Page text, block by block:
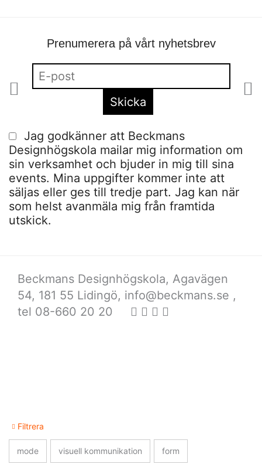
Prenumerera på vårt nyhetsbrev
Jag godkänner att Beckmans
Designhögskola mailar mig information om
sin verksamhet och bjuder in mig till sina
events. Mina uppgifter kommer inte att
säljas eller ges till tredje part. Jag kan när
som helst avanmäla mig från framtida
utskick.
Beckmans Designhögskola, Agavägen
54, 181 55 Lidingö, info@beckmans.se ,
tel 08-660 20 20
Filtrera
mode visuell kommunikation form